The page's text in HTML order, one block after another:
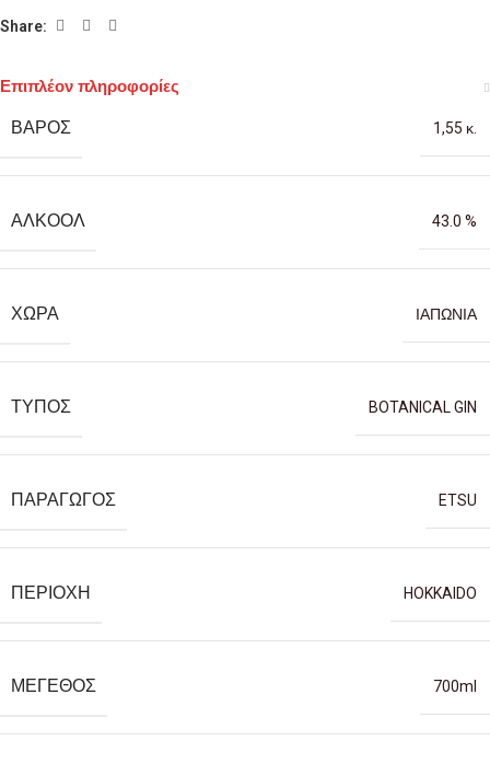
Share:
Επιπλέον πληροφορίες
ΒΆΡΟΣ 1,55 κ.
ΑΛΚΟΌΛ 43.0 %
ΧΏΡΑ ΙΑΠΩΝΙΑ
ΤΎΠΟΣ BOTANICAL GIN
ΠΑΡΑΓΩΓΌΣ ETSU
ΠΕΡΙΟΧΉ HOKKAIDO
ΜΈΓΕΘΟΣ 700ml